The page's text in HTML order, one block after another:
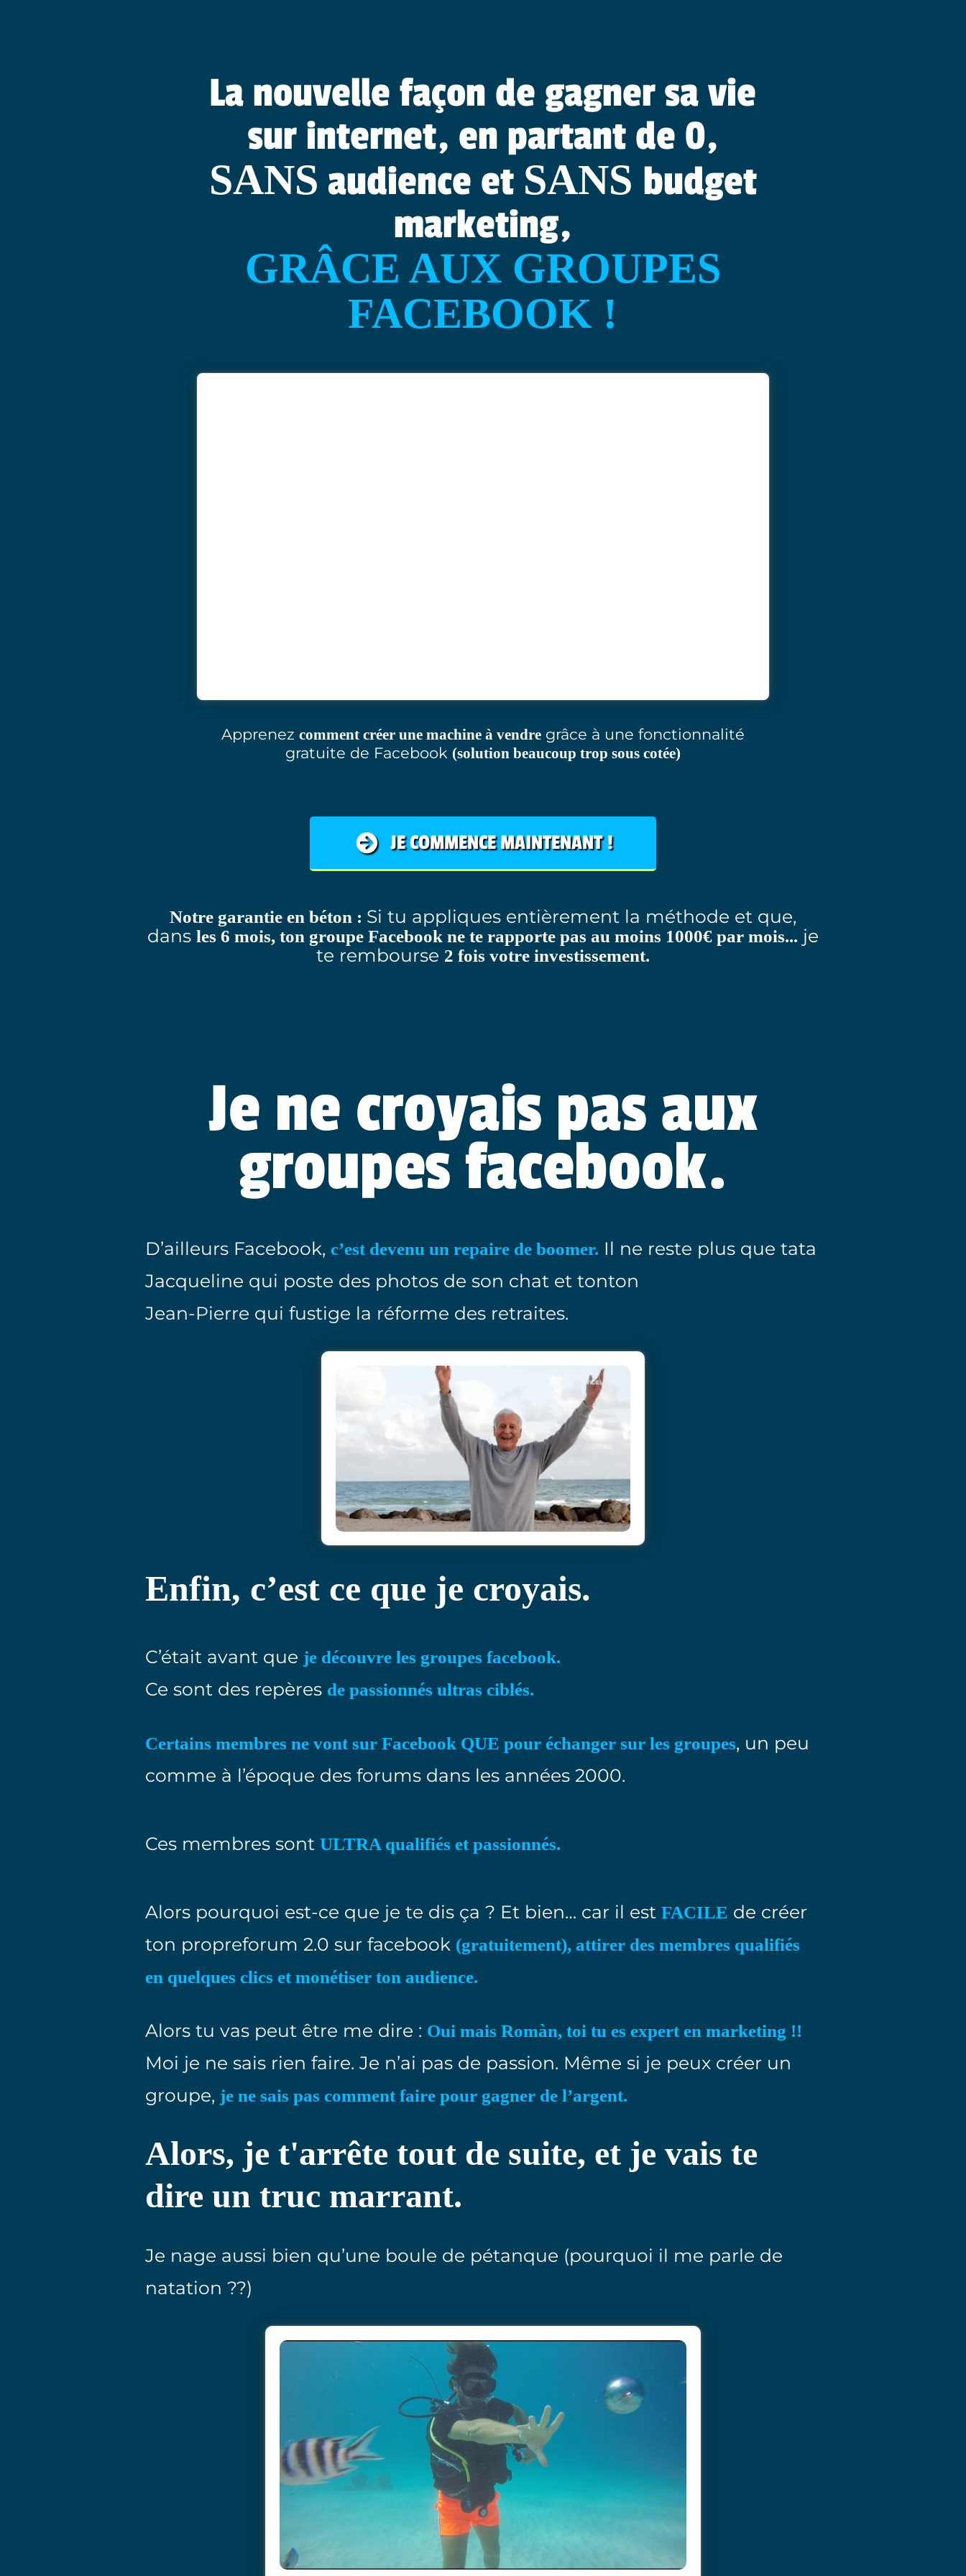
La nouvelle façon de gagner sa vie
sur internet, en partant de 0,
SANS audience et SANS budget
marketing,
GRÂCE AUX GROUPES
FACEBOOK !
Apprenez comment créer une machine à vendre grâce à une fonctionnalité
gratuite de Facebook (solution beaucoup trop sous cotée)
JE COMMENCE MAINTENANT !
Notre garantie en béton : Si tu appliques entièrement la méthode et que,
dans les 6 mois, ton groupe Facebook ne te rapporte pas au moins 1000€ par mois... je
te rembourse 2 fois votre investissement.
Je ne croyais pas aux
groupes facebook.
D’ailleurs Facebook, c’est devenu un repaire de boomer. Il ne reste plus que tata
Jacqueline qui poste des photos de son chat et tonton
Jean-Pierre qui fustige la réforme des retraites.
Enfin, c’est ce que je croyais.
C’était avant que je découvre les groupes facebook.
Ce sont des repères de passionnés ultras ciblés.
Certains membres ne vont sur Facebook QUE pour échanger sur les groupes, un peu
comme à l’époque des forums dans les années 2000.
Ces membres sont ULTRA qualifiés et passionnés.
Alors pourquoi est-ce que je te dis ça ? Et bien… car il est FACILE de créer
ton propreforum 2.0 sur facebook (gratuitement), attirer des membres qualifiés
en quelques clics et monétiser ton audience.
Alors tu vas peut être me dire : Oui mais Romàn, toi tu es expert en marketing !!
Moi je ne sais rien faire. Je n’ai pas de passion. Même si je peux créer un
groupe, je ne sais pas comment faire pour gagner de l’argent.
Alors, je t'arrête tout de suite, et je vais te
dire un truc marrant.
Je nage aussi bien qu’une boule de pétanque (pourquoi il me parle de
natation ??)